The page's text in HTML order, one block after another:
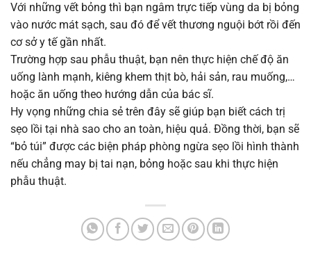
Với những vết bỏng thì bạn ngâm trực tiếp vùng da bị bỏng
vào nước mát sạch, sau đó để vết thương nguội bớt rồi đến
cơ sở y tế gần nhất.
Trường hợp sau phẫu thuật, bạn nên thực hiện chế độ ăn
uống lành mạnh, kiêng khem thịt bò, hải sản, rau muống,…
hoặc ăn uống theo hướng dẫn của bác sĩ.
Hy vọng những chia sẻ trên đây sẽ giúp bạn biết cách trị
sẹo lồi tại nhà sao cho an toàn, hiệu quả. Đồng thời, bạn sẽ
“bỏ túi” được các biện pháp phòng ngừa sẹo lồi hình thành
nếu chẳng may bị tai nạn, bỏng hoặc sau khi thực hiện
phẫu thuật.